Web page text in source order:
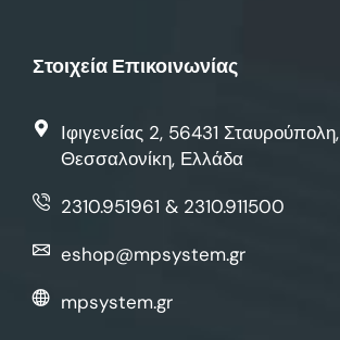
Στοιχεία Επικοινωνίας
Ιφιγενείας 2, 56431 Σταυρούπολη,
Θεσσαλονίκη, Ελλάδα
2310.951961 & 2310.911500
eshop@mpsystem.gr
mpsystem.gr